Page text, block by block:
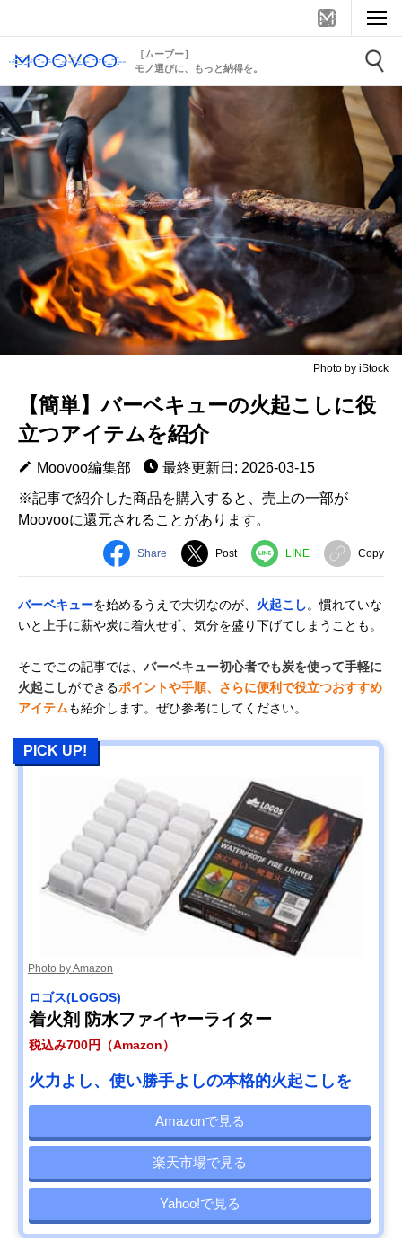
［ムーブー］
モノ選びに、もっと納得を。
Photo by iStock
【簡単】バーベキューの火起こしに役
立つアイテムを紹介
Moovoo編集部
最終更新日: 2026-03-15
※記事で紹介した商品を購入すると、売上の一部が
Moovooに還元されることがあります。
Share Post LINE Copy
バーベキューを始めるうえで大切なのが、 火起こし。慣れていな
いと上手に薪や炭に着火せず、気分を盛り下げてしまうことも。
そこでこの記事では、 バーベキュー初心者でも炭を使って手軽に
火起こしができるポイントや手順、さらに便利で役立つおすすめ
アイテムも紹介します。ぜひ参考にしてください。
PICK UP!
Photo by Amazon
ロゴス(LOGOS)
着火剤 防水ファイヤーライター
税込み700円（Amazon）
火力よし、使い勝手よしの本格的火起こしを
Amazonで見る
楽天市場で見る
Yahoo!で見る